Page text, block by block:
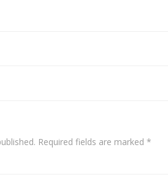
Required fields are marked *